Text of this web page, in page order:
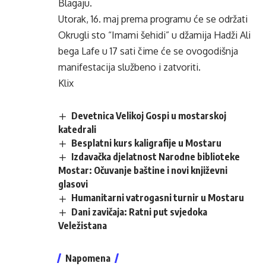
Blagaju.
Utorak, 16. maj prema programu će se održati
Okrugli sto “Imami šehidi” u džamija Hadži Ali
bega Lafe u 17 sati čime će se ovogodišnja
manifestacija službeno i zatvoriti.
Klix
Devetnica Velikoj Gospi u mostarskoj
katedrali
Besplatni kurs kaligrafije u Mostaru
Izdavačka djelatnost Narodne biblioteke
Mostar: Očuvanje baštine i novi književni
glasovi
Humanitarni vatrogasni turnir u Mostaru
Dani zavičaja: Ratni put svjedoka
Veležistana
Napomena